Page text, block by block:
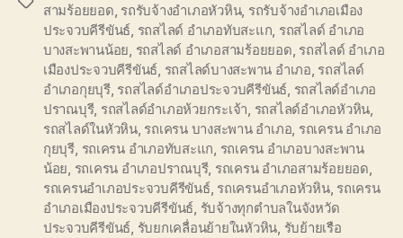
สามร้อยยอด, รถรับจ้างอำเภอหัวหิน, รถรับจ้างอำเภอเมือง
ประจวบคีรีขันธ์, รถสไลด์ อำเภอทับสะแก, รถสไลด์ อำเภอ
บางสะพานน้อย, รถสไลด์ อำเภอสามร้อยยอด, รถสไลด์ อำเภอ
เมืองประจวบคีรีขันธ์, รถสไลด์บางสะพาน อำเภอ, รถสไลด์
อำเภอกุยบุรี, รถสไลด์อำเภอประจวบคีรีขันธ์, รถสไลด์อำเภอ
ปราณบุรี, รถสไลด์อำเภอห้วยกระเจ้า, รถสไลด์อำเภอหัวหิน,
รถสไลด์ในหัวหิน, รถเครน บางสะพาน อำเภอ, รถเครน อำเภอ
กุยบุรี, รถเครน อำเภอทับสะแก, รถเครน อำเภอบางสะพาน
น้อย, รถเครน อำเภอปราณบุรี, รถเครน อำเภอสามร้อยยอด,
รถเครนอำเภอประจวบคีรีขันธ์, รถเครนอำเภอหัวหิน, รถเครน
อำเภอเมืองประจวบคีรีขันธ์, รับจ้างทุกตำบลในจังหวัด
ประจวบคีรีขันธ์, รับยกเคลื่อนย้ายในหัวหิน, รับย้ายเรือ